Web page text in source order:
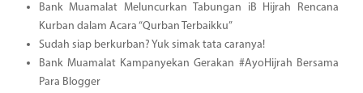
Bank Muamalat Meluncurkan Tabungan iB Hijrah Rencana
Kurban dalam Acara “Qurban Terbaikku”
Sudah siap berkurban? Yuk simak tata caranya!
Bank Muamalat Kampanyekan Gerakan #AyoHijrah Bersama
Para Blogger